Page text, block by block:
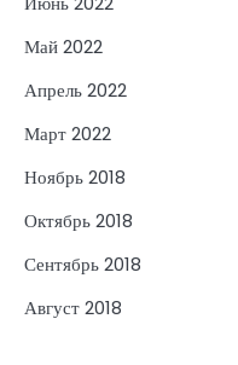
Май 2022
Апрель 2022
Март 2022
Ноябрь 2018
Октябрь 2018
Сентябрь 2018
Август 2018